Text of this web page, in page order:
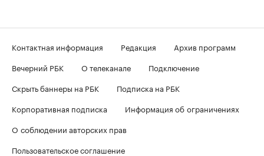
Контактная информация Редакция
Архив программ
Вечерний РБК
О телеканале
Подключение
Скрыть баннеры на РБК
Подписка на РБК
Корпоративная подписка
Информация об ограничениях
О соблюдении авторских прав
Пользовательское соглашение